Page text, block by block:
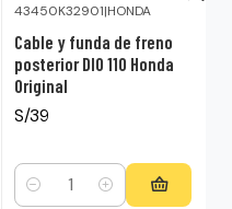
43450K32901|HONDA
Cable y funda de freno
posterior DIO 110 Honda
Original
S/39
Cantidad